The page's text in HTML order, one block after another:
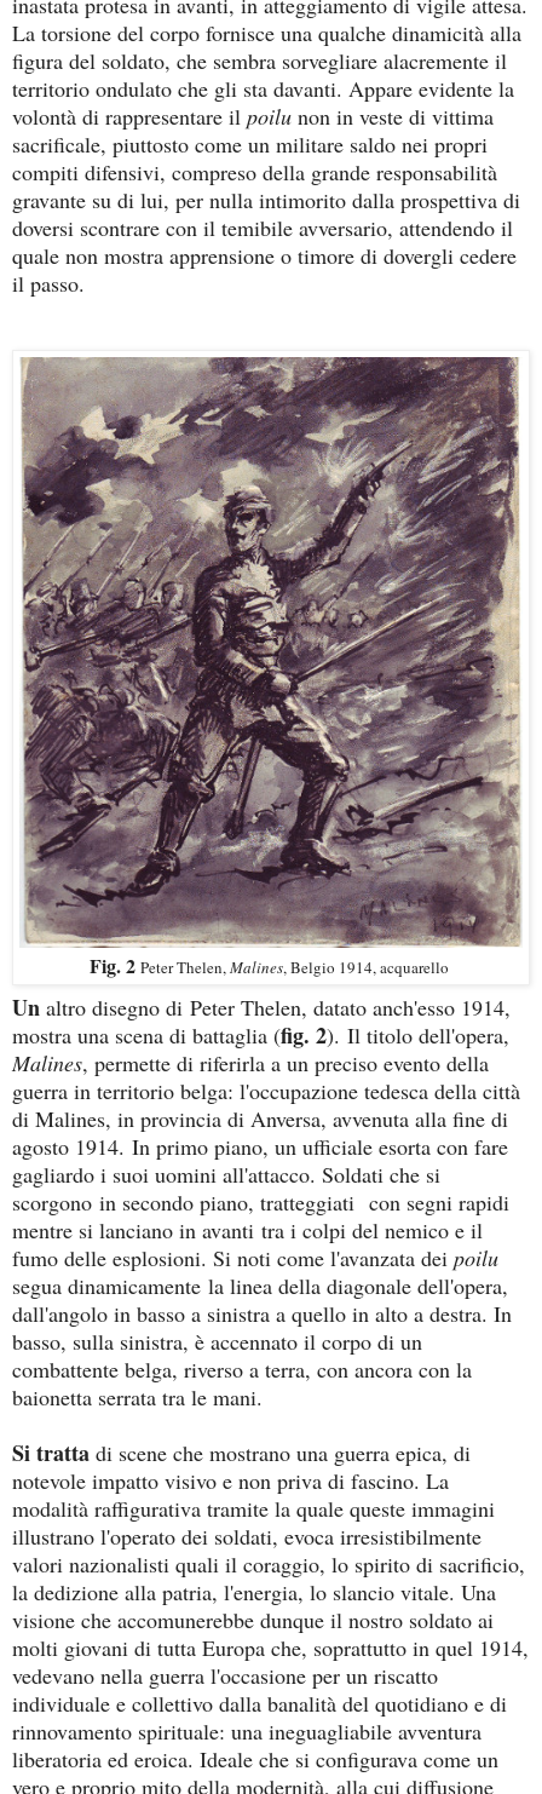
La torsione del corpo fornisce una qualche dinamicità alla
figura del soldato, che sembra sorvegliare alacremente il
territorio ondulato che gli sta davanti. Appare evidente la
volontà di rappresentare il poilu non in veste di vittima
sacrificale, piuttosto come un militare saldo nei propri
compiti difensivi, compreso della grande responsabilità
gravante su di lui, per nulla intimorito dalla prospettiva di
doversi scontrare con il temibile avversario, attendendo il
quale non mostra apprensione o timore di dovergli cedere
il passo.
Fig. 2Peter Thelen, Malines, Belgio 1914, acquarello
Un altro disegno di Peter Thelen, datato anch'esso 1914,
mostra una scena di battaglia (fig. 2). Il titolo dell'opera,
Malines, permette di riferirla a un preciso evento della
guerra in territorio belga: l'occupazione tedesca della città
di Malines, in provincia di Anversa, avvenuta alla fine di
agosto 1914. In primo piano, un ufficiale esorta con fare
gagliardo i suoi uomini all'attacco. Soldati che si
scorgono in secondo piano, tratteggiati con segni rapidi
mentre si lanciano in avanti tra i colpi del nemico e il
fumo delle esplosioni. Si noti come l'avanzata dei poilu
segua dinamicamente la linea della diagonale dell'opera,
dall'angolo in basso a sinistra a quello in alto a destra. In
basso, sulla sinistra, è accennato il corpo di un
combattente belga, riverso a terra, con ancora con la
baionetta serrata tra le mani.
Si tratta di scene che mostrano una guerra epica, di
notevole impatto visivo e non priva di fascino. La
modalità raffigurativa tramite la quale queste immagini
illustrano l'operato dei soldati, evoca irresistibilmente
valori nazionalisti quali il coraggio, lo spirito di sacrificio,
la dedizione alla patria, l'energia, lo slancio vitale. Una
visione che accomunerebbe dunque il nostro soldato ai
molti giovani di tutta Europa che, soprattutto in quel 1914,
vedevano nella guerra l'occasione per un riscatto
individuale e collettivo dalla banalità del quotidiano e di
rinnovamento spirituale: una ineguagliabile avventura
liberatoria ed eroica. Ideale che si configurava come un
vero e proprio mito della modernità, alla cui diffusione